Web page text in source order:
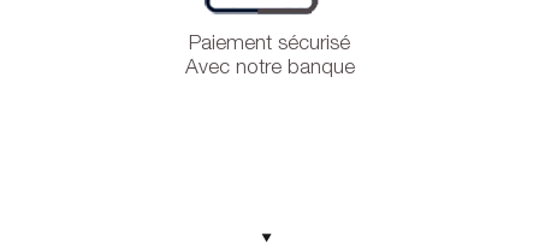
Paiement sécurisé
Avec notre banque